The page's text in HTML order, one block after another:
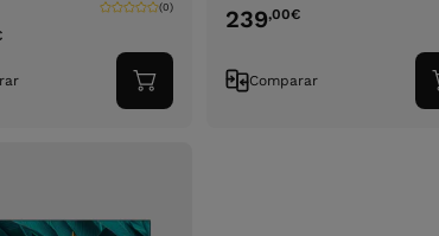
(0)
Adicionar
ao
239,00€
Comparar